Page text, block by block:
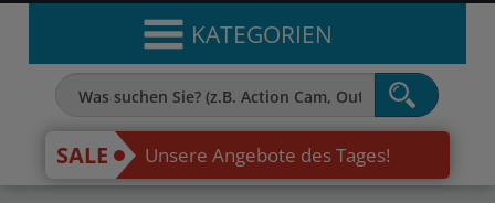
KATEGORIEN
SALE Unsere Angebote des Tages!